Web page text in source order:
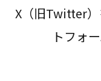
X（旧Twitter
トフォ